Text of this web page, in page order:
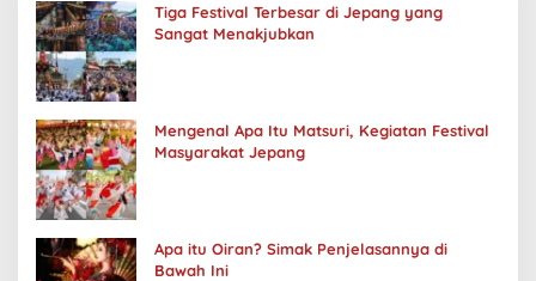
Tiga Festival Terbesar di Jepang yang
Sangat Menakjubkan
Mengenal Apa Itu Matsuri, Kegiatan Festival
Masyarakat Jepang
Apa itu Oiran? Simak Penjelasannya di
Bawah Ini